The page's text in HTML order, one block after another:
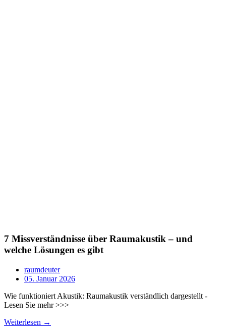
7 Missverständnisse über Raumakustik – und
welche Lösungen es gibt
raumdeuter
05. Januar 2026
Wie funktioniert Akustik: Raumakustik verständlich dargestellt -
Lesen Sie mehr >>>
Weiterlesen →